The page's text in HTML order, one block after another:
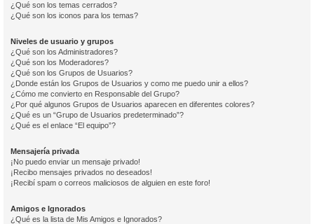
¿Qué son los temas cerrados?
¿Qué son los iconos para los temas?
Niveles de usuario y grupos
¿Qué son los Administradores?
¿Qué son los Moderadores?
¿Qué son los Grupos de Usuarios?
¿Donde están los Grupos de Usuarios y como me puedo unir a ellos?
¿Cómo me convierto en Responsable del Grupo?
¿Por qué algunos Grupos de Usuarios aparecen en diferentes colores?
¿Qué es un “Grupo de Usuarios predeterminado”?
¿Qué es el enlace “El equipo”?
Mensajería privada
¡No puedo enviar un mensaje privado!
¡Recibo mensajes privados no deseados!
¡Recibí spam o correos maliciosos de alguien en este foro!
Amigos e Ignorados
¿Qué es la lista de Mis Amigos e Ignorados?